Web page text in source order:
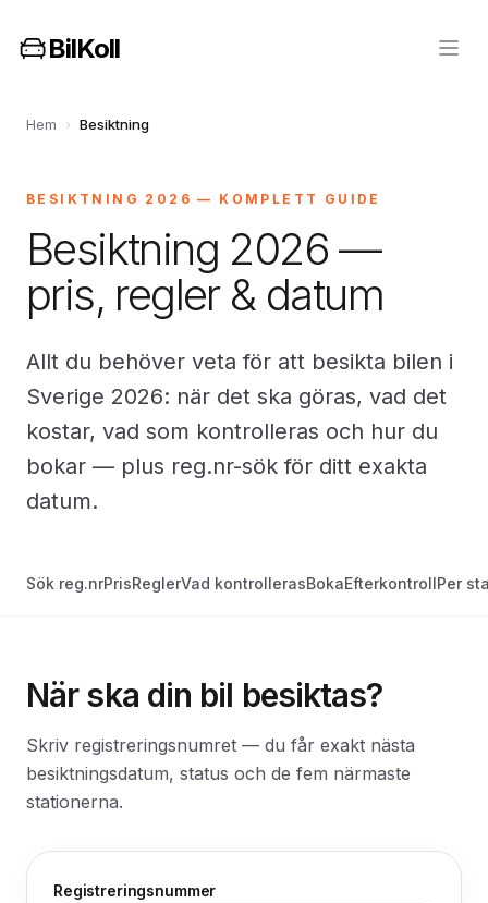
BilKoll
Hem › Besiktning
BESIKTNING 2026 — KOMPLETT GUIDE
Besiktning 2026 —
pris, regler & datum
Allt du behöver veta för att besikta bilen i
Sverige 2026: när det ska göras, vad det
kostar, vad som kontrolleras och hur du
bokar — plus reg.nr-sök för ditt exakta
datum.
Sök reg.nrPrisReglerVad kontrollerasBokaEfterkontrollPer
När ska din bil besiktas?
Skriv registreringsnumret — du får exakt nästa
besiktningsdatum, status och de fem närmaste
stationerna.
Registreringsnummer